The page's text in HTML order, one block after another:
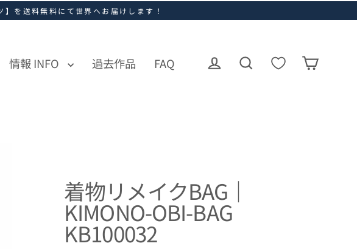
を送料無料にて世界へお届けします！
情報 INFO 過去作品 FAQ ログイン
着物リメイクBAG｜
KIMONO-OBI-BAG
KB100032